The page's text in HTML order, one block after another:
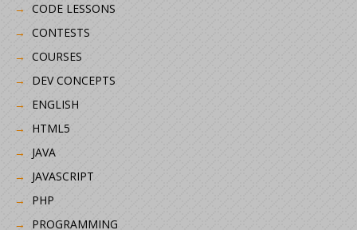
CODE LESSONS
CONTESTS
COURSES
DEV CONCEPTS
ENGLISH
HTML5
JAVA
JAVASCRIPT
PHP
PROGRAMMING